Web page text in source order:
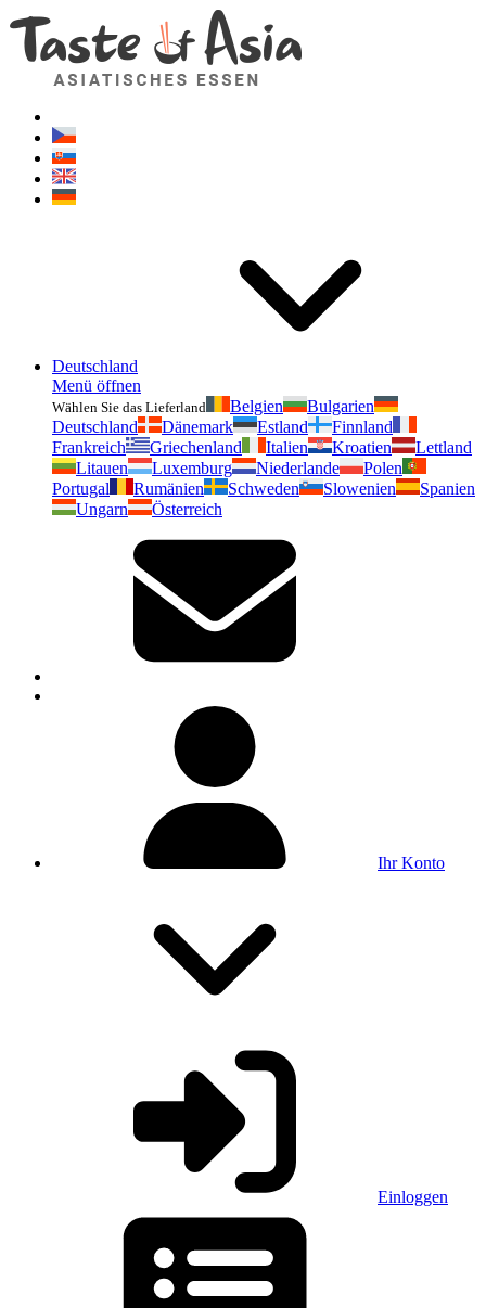
Deutschland
Menü öffnen
Wählen Sie das Lieferland Belgien
Bulgarien
Deutschland
Dänemark Estland
Finnland
Frankreich
Griechenland Italien Kroatien
Lettland
Litauen
Luxemburg Niederlande
Polen
Portugal
Rumänien Schweden Slowenien
Spanien
Ungarn
Österreich
Ihr Konto
Einloggen
Geschmackvonasien.de
Zögern Sie nicht zu fragen. Ich bin für Sie da!